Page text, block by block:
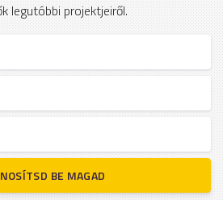
legutóbbi projektjeiről.
BE MAGAD